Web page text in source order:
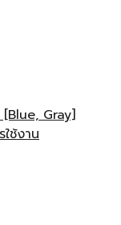
Gray]
ช้งาน